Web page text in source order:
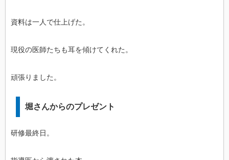
資料は一人で仕上げた。
現役の医師たちも耳を傾けてくれた。
頑張りました。
堀さんからのプレゼント
研修最終日。